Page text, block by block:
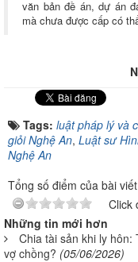
văn bản đề án, dự án
mà chưa được cấp có
Tags: luật pháp lý và
giỏi Nghệ An, Luật sư
Nghệ An
Tổng số điểm của bài
Click
Những tin mới hơn
Chia tài sản khi ly
vợ chồng? (05/06/2026)